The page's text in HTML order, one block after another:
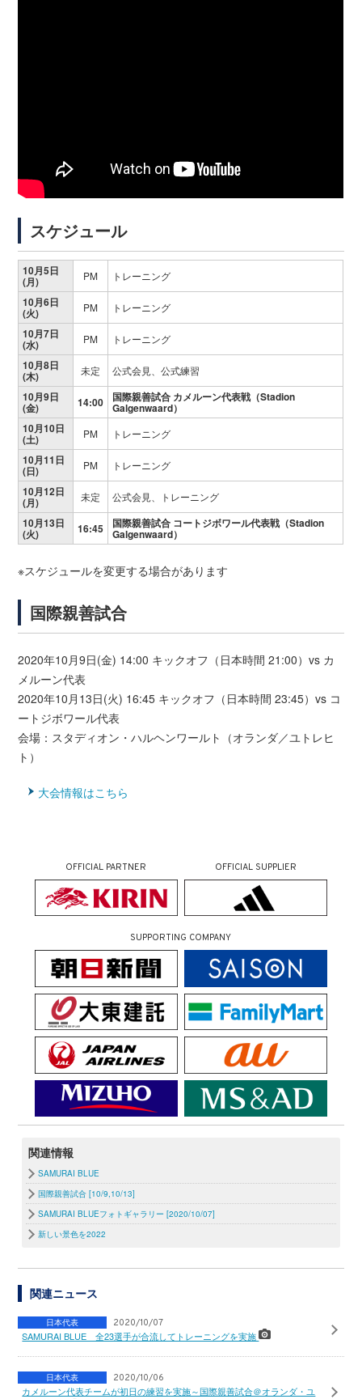
スケジュール
10月5日
(月) PM トレーニング
10月6日
(火) PM トレーニング
10月7日
(水) PM トレーニング
10月8日
(木) 未定 公式会見、公式練習
10月9日
(金) 14:00 国際親善試合 カメルーン代表戦（Stadion
Galgenwaard）
10月10日
(土) PM トレーニング
10月11日
(日) PM トレーニング
10月12日
(月) 未定 公式会見、トレーニング
10月13日
(火) 16:45 国際親善試合 コートジボワール代表戦（Stadion
Galgenwaard）
※スケジュールを変更する場合があります
国際親善試合
2020年10月9日(金) 14:00 キックオフ（日本時間 21:00）vs カ
メルーン代表
2020年10月13日(火) 16:45 キックオフ（日本時間 23:45）vs コ
ートジボワール代表
会場：スタディオン・ハルヘンワールト（オランダ／ユトレヒ
ト）
大会情報はこちら
OFFICIAL PARTNER OFFICIAL SUPPLIER
SUPPORTING COMPANY
関連情報
SAMURAI BLUE
国際親善試合 [10/9,10/13]
SAMURAI BLUEフォトギャラリー [2020/10/07]
新しい景色を2022
関連ニュース
日本代表 2020/10/07
SAMURAI BLUE 全23選手が合流してトレーニングを実施
日本代表 2020/10/06
カメルーン代表チームが初日の練習を実施～国際親善試合＠オランダ・ユ